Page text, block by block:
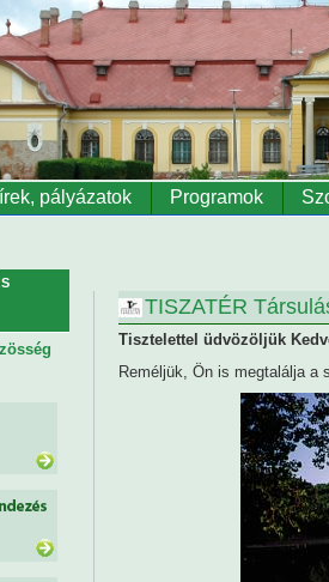
pályázatok Programok
TISZATÉR
Tisztelettel üdvözöljük
Reméljük, Ön is megtalálja a